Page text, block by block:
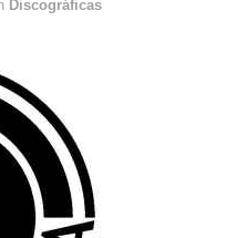
Discográficas